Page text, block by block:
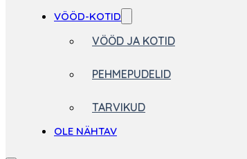
VÖÖD-KOTID
VÖÖD JA KOTID
PEHMEPUDELID
TARVIKUD
OLE NÄHTAV